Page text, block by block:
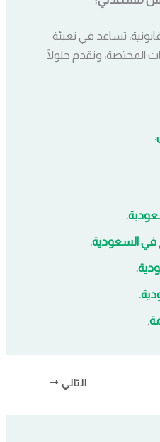
تساعد في تعبئة
المختصة، وتقدم حلولًا
.
.
في السعودية.
.
.
التالي